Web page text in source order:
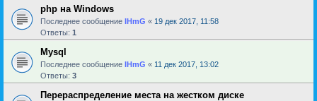
php на Windows
Последнее сообщение IHmG « 19 дек 2017, 11:58
Ответы: 1
Mysql
Последнее сообщение IHmG « 11 дек 2017, 13:02
Ответы: 3
Перераспределение места на жестком диске